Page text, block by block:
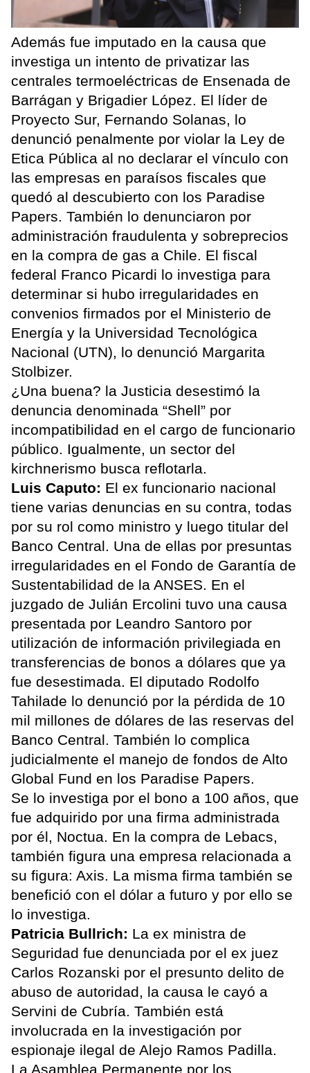
Además fue imputado en la causa que
investiga un intento de privatizar las
centrales termoeléctricas de Ensenada de
Barrágan y Brigadier López. El líder de
Proyecto Sur, Fernando Solanas, lo
denunció penalmente por violar la Ley de
Etica Pública al no declarar el vínculo con
las empresas en paraísos fiscales que
quedó al descubierto con los Paradise
Papers. También lo denunciaron por
administración fraudulenta y sobreprecios
en la compra de gas a Chile. El fiscal
federal Franco Picardi lo investiga para
determinar si hubo irregularidades en
convenios firmados por el Ministerio de
Energía y la Universidad Tecnológica
Nacional (UTN), lo denunció Margarita
Stolbizer.
¿Una buena? la Justicia desestimó la
denuncia denominada “Shell” por
incompatibilidad en el cargo de funcionario
público. Igualmente, un sector del
kirchnerismo busca reflotarla.
Luis Caputo: El ex funcionario nacional
tiene varias denuncias en su contra, todas
por su rol como ministro y luego titular del
Banco Central. Una de ellas por presuntas
irregularidades en el Fondo de Garantía de
Sustentabilidad de la ANSES. En el
juzgado de Julián Ercolini tuvo una causa
presentada por Leandro Santoro por
utilización de información privilegiada en
transferencias de bonos a dólares que ya
fue desestimada. El diputado Rodolfo
Tahilade lo denunció por la pérdida de 10
mil millones de dólares de las reservas del
Banco Central. También lo complica
judicialmente el manejo de fondos de Alto
Global Fund en los Paradise Papers.
Se lo investiga por el bono a 100 años, que
fue adquirido por una firma administrada
por él, Noctua. En la compra de Lebacs,
también figura una empresa relacionada a
su figura: Axis. La misma firma también se
benefició con el dólar a futuro y por ello se
lo investiga.
Patricia Bullrich: La ex ministra de
Seguridad fue denunciada por el ex juez
Carlos Rozanski por el presunto delito de
abuso de autoridad, la causa le cayó a
Servini de Cubría. También está
involucrada en la investigación por
espionaje ilegal de Alejo Ramos Padilla.
La Asamblea Permanente por los